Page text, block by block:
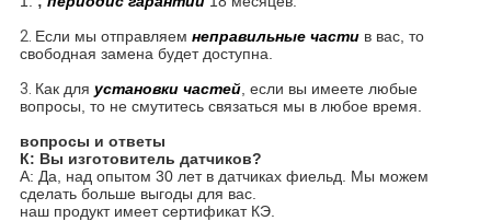
2. Если мы отправляем неправильные частив вас, то
свободная замена будет доступна.
3. Как для установки частей, если вы имеете любые
вопросы, то не смутитесь связаться мы в любое время.
вопросы и ответы
К: Вы изготовитель датчиков?
А: Да, над опытом 30 лет в датчиках фиельд. Мы можем
сделать больше выгоды для вас.
наш продукт имеет сертификат КЭ.